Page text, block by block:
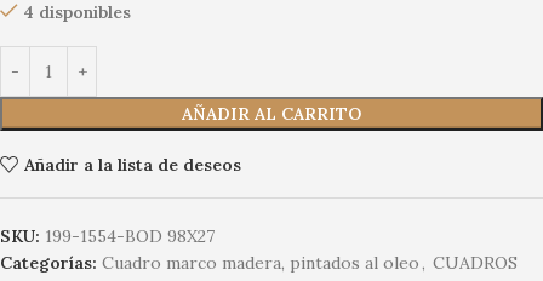
4 disponibles
AÑADIR AL CARRITO
Añadir a la lista de deseos
SKU: 199-1554-BOD 98X27
Categorías: Cuadro marco madera, pintados al oleo, CUADROS